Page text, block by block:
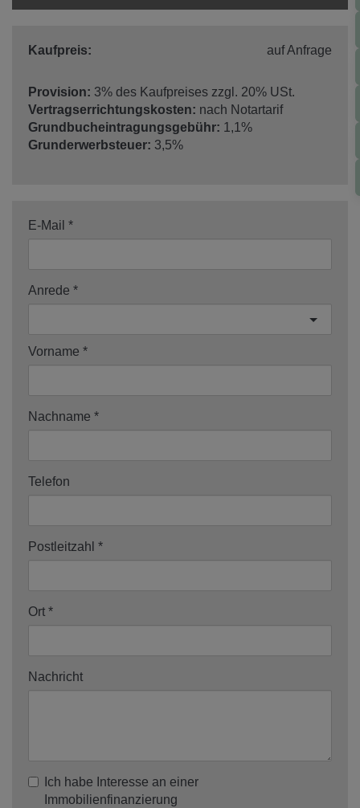
Kaufpreis: auf Anfrage
Provision: 3% des Kaufpreises zzgl. 20% USt.
Vertragserrichtungskosten: nach Notartarif
Grundbucheintragungsgebühr: 1,1%
Grunderwerbsteuer: 3,5%
E-Mail
Anrede
Vorname
Nachname
Telefon
Postleitzahl
Ort
Nachricht
Ich habe Interesse an einer
Immobilienfinanzierung